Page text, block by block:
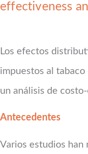
effectiveness
Los efectos
impuestos al
un análisis de
Antecedentes
Varios estudios han